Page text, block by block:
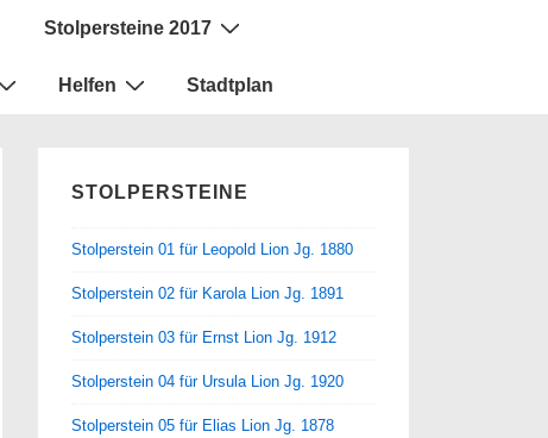
Stolpersteine 2017
Helfen Stadtplan
STOLPERSTEINE
Stolperstein 01 für Leopold Lion Jg. 1880
Stolperstein 02 für Karola Lion Jg. 1891
Stolperstein 03 für Ernst Lion Jg. 1912
Stolperstein 04 für Ursula Lion Jg. 1920
Stolperstein 05 für Elias Lion Jg. 1878